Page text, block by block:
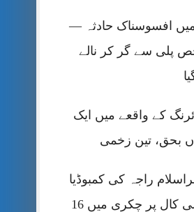
میں افسوسناک حادثہ —
پلی سے گر کر نالے
کے واقعے میں ایک
بحق، تین زخمی
راجہ کی کمبوڈیا
سے ہنگامی کال پر چکری میں 16